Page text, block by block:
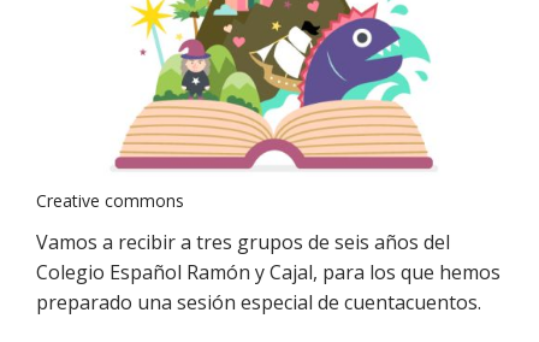
Creative commons
Vamos a recibir a tres grupos de seis años del
Colegio Español Ramón y Cajal, para los que hemos
preparado una sesión especial de cuentacuentos.